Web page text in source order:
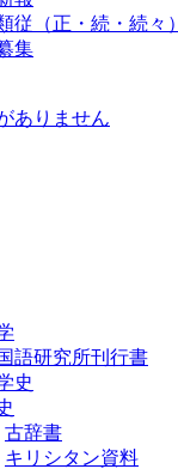
従（正・続・続々）
集
ありません
語研究所刊行書
史
古辞書
キリシタン資料